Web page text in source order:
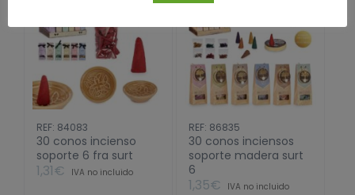
cantidad
REF: 84083
30 conos incienso
soporte 6 fra surt
1,31€ IVA no incluido
REF: 86835
30 conos inciensos
soporte madera surt
6
1,35€ IVA no incluido